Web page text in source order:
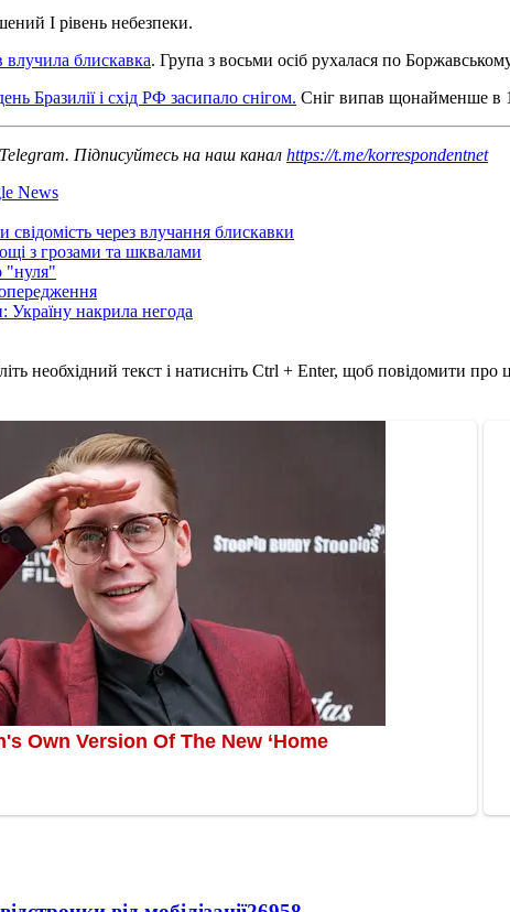
I рівень небезпеки.
влучила блискавка. Група з восьми осіб рухалася по
Бразилії і схід РФ засипало снігом. Сніг випав щонайменше в
Підписуйтесь на наш канал https://t.me/korrespondentnet
News
через влучання блискавки
з грозами та шквалами
"нуля"
Україну накрила негода
необхідний текст і натисніть Ctrl + Enter, щоб повідомити про